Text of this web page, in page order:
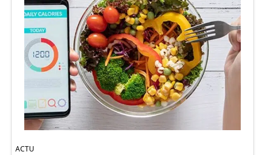
ACTU